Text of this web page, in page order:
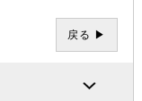
戻る ▶